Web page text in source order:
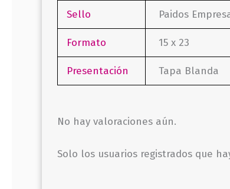
Sello Paidos
Formato 15 x 23
Presentación Tapa Blanda
No hay valoraciones aún.
Solo los usuarios registrados que